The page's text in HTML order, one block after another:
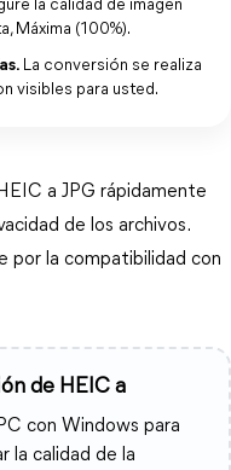
la calidad de imagen
Máxima (100%).
La conversión se realiza
visibles para usted.
a JPG rápidamente
de los archivos.
por la compatibilidad con
de HEIC a
con Windows para
la calidad de la